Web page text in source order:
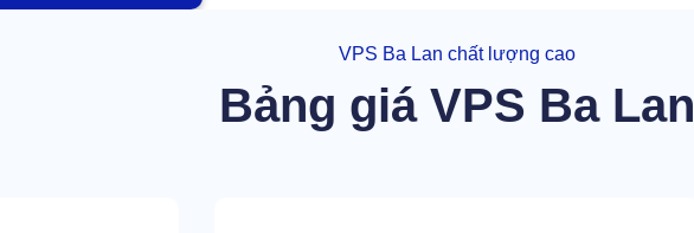
VPS Ba Lan chất lượng cao
Bảng giá VPS Ba Lan